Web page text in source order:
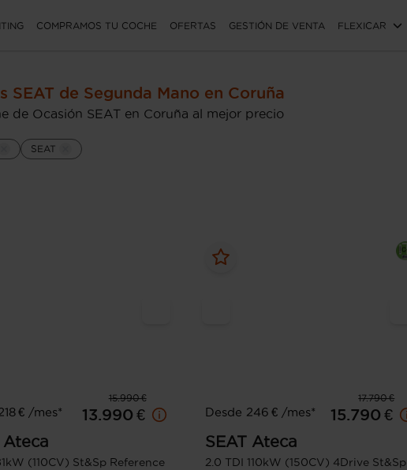
COMPRAMOS TU COCHE OFERTAS GESTIÓN DE VENTA FLEXICAR
SEAT de Segunda Mano en Coruña
de Ocasión SEAT en Coruña al mejor precio
SEAT
15.990 €
€ /mes*
13.990 €
Ateca
(110CV) St&Sp Reference
17.790 €
Desde 246 € /mes*
15.790 €
SEAT Ateca
2.0 TDI 110kW (150CV) 4Drive St&Sp